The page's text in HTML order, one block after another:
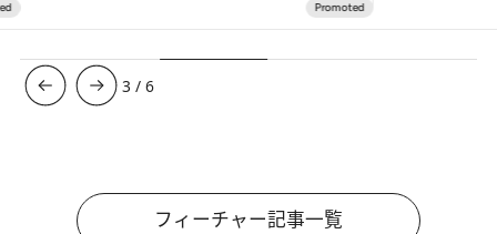
3 /6
フィーチャー記事一覧